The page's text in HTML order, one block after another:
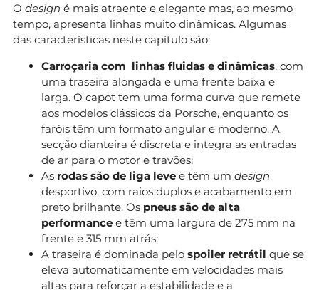
O design é mais atraente e elegante mas, ao mesmo
tempo, apresenta linhas muito dinâmicas. Algumas
das características neste capítulo são:
Carroçaria com linhas fluidas e dinâmicas, com
uma traseira alongada e uma frente baixa e
larga. O capot tem uma forma curva que remete
aos modelos clássicos da Porsche, enquanto os
faróis têm um formato angular e moderno. A
secção dianteira é discreta e integra as entradas
de ar para o motor e travões;
As rodas são de liga leve e têm um design
desportivo, com raios duplos e acabamento em
preto brilhante. Os pneus são de alta
performance e têm uma largura de 275 mm na
frente e 315 mm atrás;
A traseira é dominada pelo spoiler retrátil que se
eleva automaticamente em velocidades mais
altas para reforçar a estabilidade e a